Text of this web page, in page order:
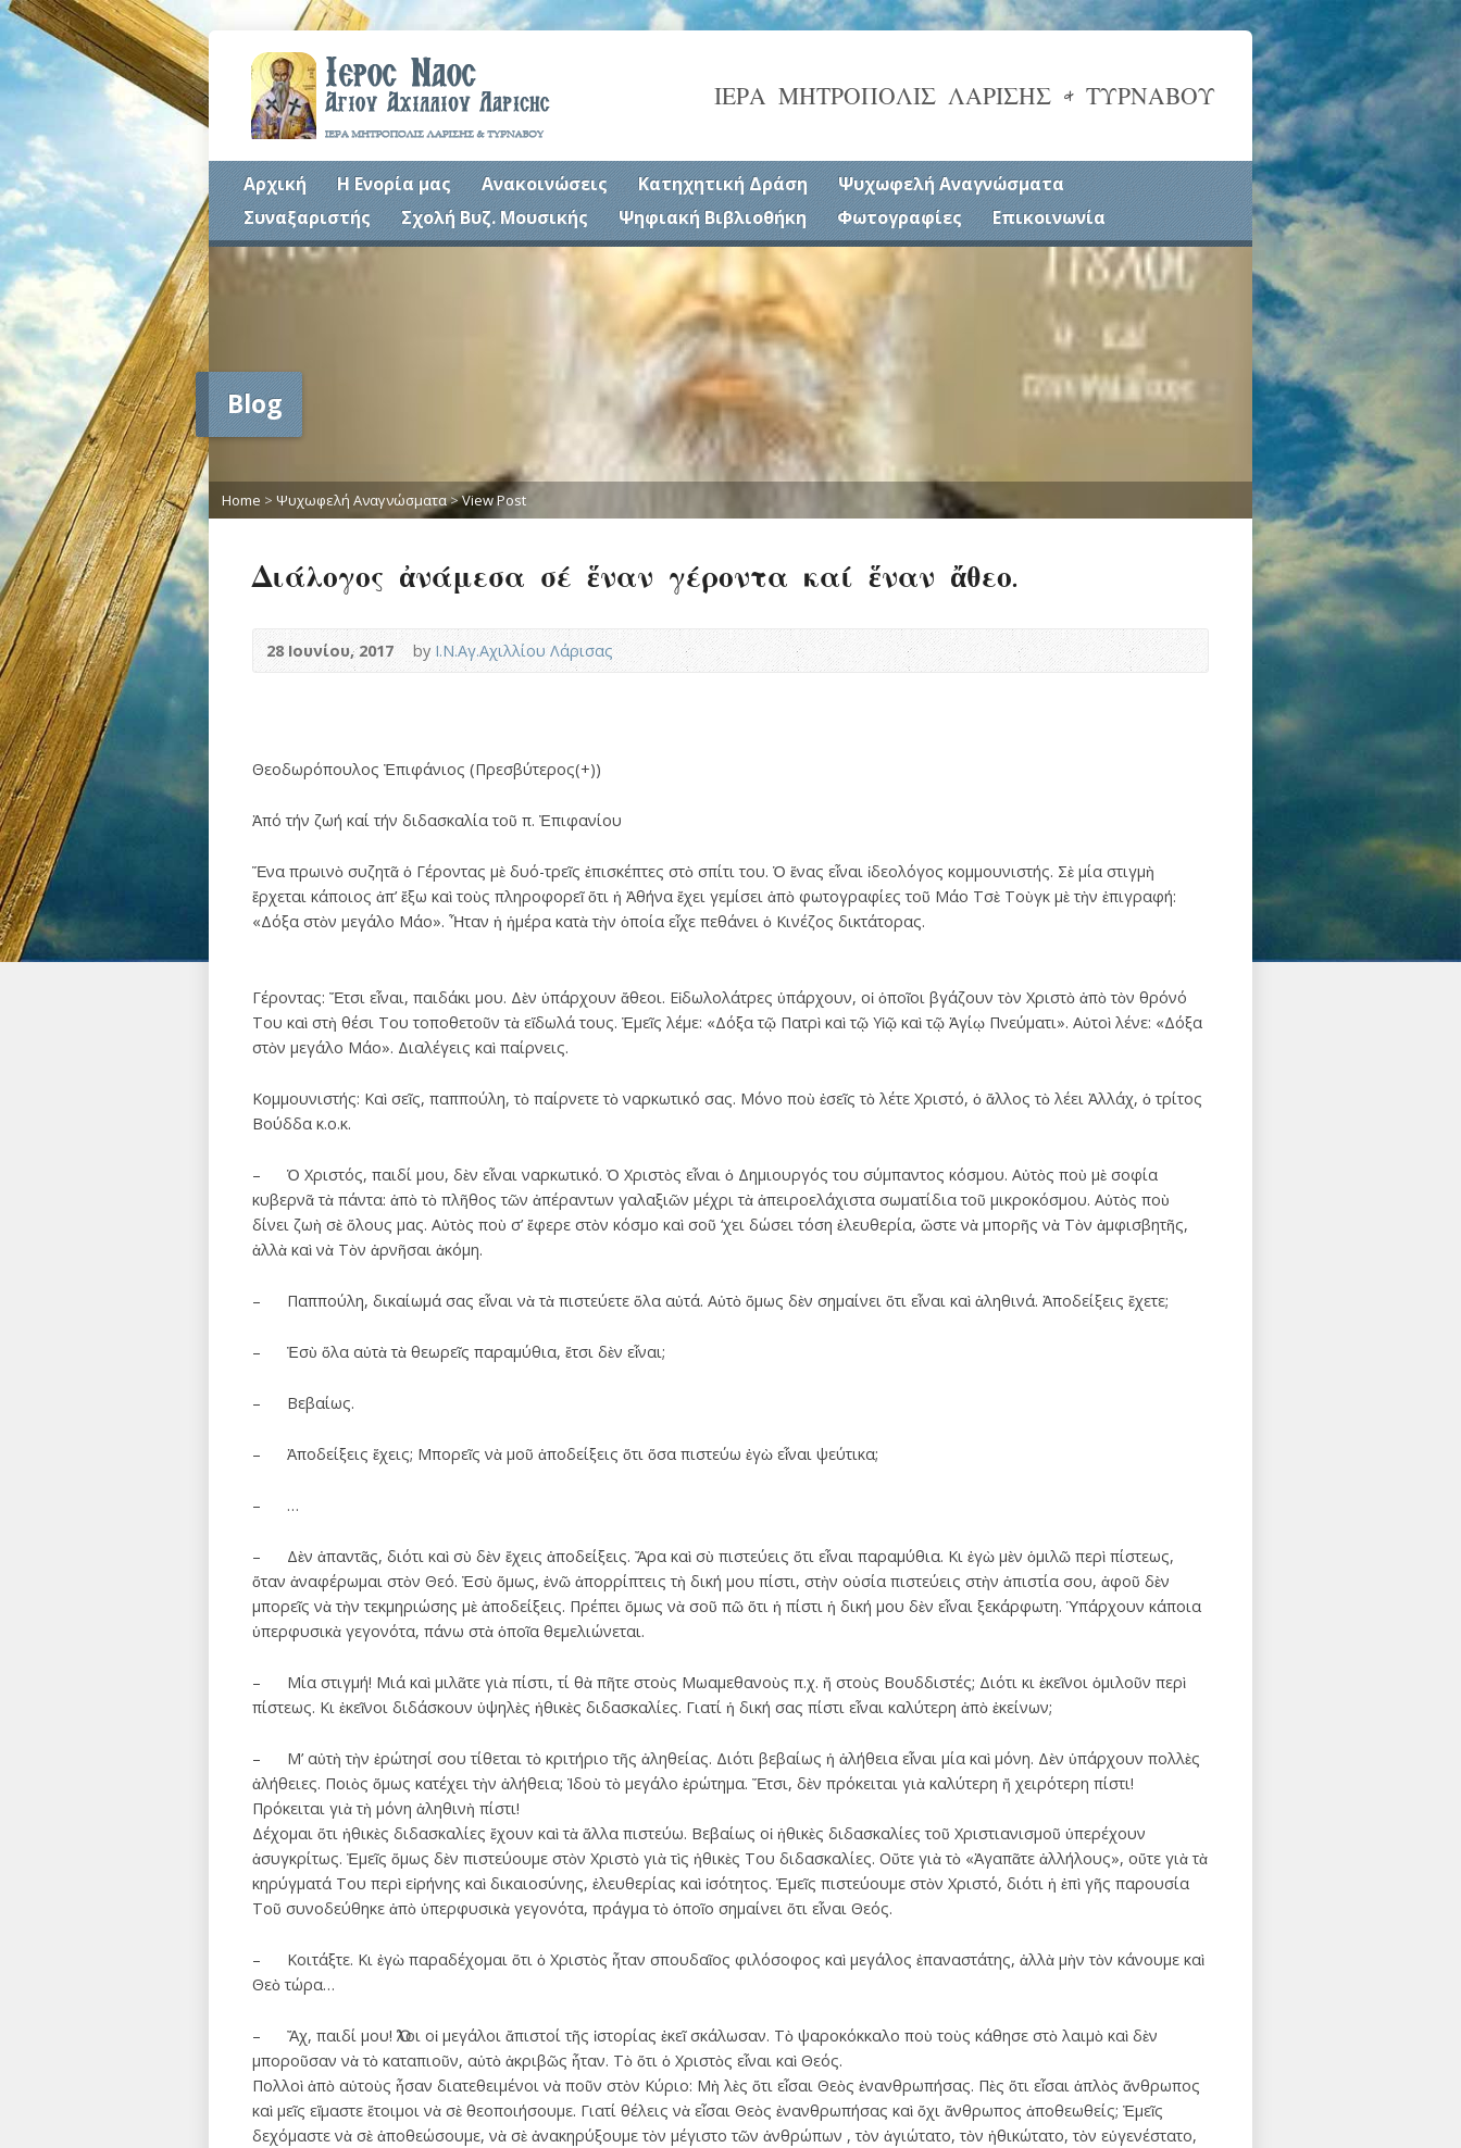
ΙΕΡΑ ΜΗΤΡΟΠΟΛΙΣ ΛΑΡΙΣΗΣ & ΤΥΡΝΑΒΟΥ
Αρχική Η Ενορία μας Ανακοινώσεις Κατηχητική Δράση
Ψυχωφελή Αναγνώσματα
Συναξαριστής
Σχολή Βυζ. Μουσικής Ψηφιακή Βιβλιοθήκη Φωτογραφίες Επικοινωνία
Blog
Home > Ψυχωφελή Αναγνώσματα>View Post
Διάλογος ἀνάμεσα σέ ἕναν γέροντα καί ἕναν ἄθεο.
28 Ιουνίου, 2017 by Ι.Ν.Αγ.Αχιλλίου Λάρισας
Θεοδωρόπουλος Ἐπιφάνιος (Πρεσβύτερος(+))
Ἀπό τήν ζωή καί τήν διδασκαλία τοῦ π. Ἐπιφανίου
Ἕνα πρωινὸ συζητᾶ ὁ Γέροντας μὲ δυό-τρεῖς ἐπισκέπτες στὸ σπίτι του. Ὁ ἕνας εἶναι ἰδεολόγος κομμουνιστής. Σὲ μία στιγμὴ
ἔρχεται κάποιος ἀπ’ ἔξω καὶ τοὺς πληροφορεῖ ὅτι ἡ Ἀθήνα ἔχει γεμίσει ἀπὸ φωτογραφίες τοῦ Μάο Τσὲ Τοὺγκ μὲ τὴν ἐπιγραφή:
«Δόξα στὸν μεγάλο Μάο». Ἦταν ἡ ἡμέρα κατὰ τὴν ὁποία εἶχε πεθάνει ὁ Κινέζος δικτάτορας.
Γέροντας: Ἔτσι εἶναι, παιδάκι μου. Δὲν ὑπάρχουν ἄθεοι. Εἰδωλολάτρες ὑπάρχουν, οἱ ὁποῖοι βγάζουν τὸν Χριστὸ ἀπὸ τὸν θρόνό
Του καὶ στὴ θέσι Του τοποθετοῦν τὰ εἴδωλά τους. Ἐμεῖς λέμε: «Δόξα τῷ Πατρὶ καὶ τῷ Υἱῷ καὶ τῷ Ἁγίῳ Πνεύματι». Αὐτοὶ λένε: «Δόξα
στὸν μεγάλο Μάο». Διαλέγεις καὶ παίρνεις.
Κομμουνιστής: Καὶ σεῖς, παππούλη, τὸ παίρνετε τὸ ναρκωτικό σας. Μόνο ποὺ ἐσεῖς τὸ λέτε Χριστό, ὁ ἄλλος τὸ λέει Ἀλλάχ, ὁ τρίτος
Βούδδα κ.ο.κ.
– Ὁ Χριστός, παιδί μου, δὲν εἶναι ναρκωτικό. Ὁ Χριστὸς εἶναι ὁ Δημιουργός του σύμπαντος κόσμου. Αὐτὸς ποὺ μὲ σοφία
κυβερνᾶ τὰ πάντα: ἀπὸ τὸ πλῆθος τῶν ἀπέραντων γαλαξιῶν μέχρι τὰ ἀπειροελάχιστα σωματίδια τοῦ μικροκόσμου. Αὐτὸς ποὺ
δίνει ζωὴ σὲ ὅλους μας. Αὐτὸς ποὺ σ’ ἔφερε στὸν κόσμο καὶ σοῦ ‘χει δώσει τόση ἐλευθερία, ὥστε νὰ μπορῆς νὰ Τὸν ἀμφισβητῆς,
ἀλλὰ καὶ νὰ Τὸν ἀρνῆσαι ἀκόμη.
– Παππούλη, δικαίωμά σας εἶναι νὰ τὰ πιστεύετε ὅλα αὐτά. Αὐτὸ ὅμως δὲν σημαίνει ὅτι εἶναι καὶ ἀληθινά. Ἀποδείξεις ἔχετε;
– Ἐσὺ ὅλα αὐτὰ τὰ θεωρεῖς παραμύθια, ἔτσι δὲν εἶναι;
– Βεβαίως.
– Ἀποδείξεις ἔχεις; Μπορεῖς νὰ μοῦ ἀποδείξεις ὅτι ὅσα πιστεύω ἐγὼ εἶναι ψεύτικα;
– …
– Δὲν ἀπαντᾶς, διότι καὶ σὺ δὲν ἔχεις ἀποδείξεις. Ἄρα καὶ σὺ πιστεύεις ὅτι εἶναι παραμύθια. Κι ἐγὼ μὲν ὁμιλῶ περὶ πίστεως,
ὅταν ἀναφέρωμαι στὸν Θεό. Ἐσὺ ὅμως, ἐνῶ ἀπορρίπτεις τὴ δική μου πίστι, στὴν οὐσία πιστεύεις στὴν ἀπιστία σου, ἀφοῦ δὲν
μπορεῖς νὰ τὴν τεκμηριώσης μὲ ἀποδείξεις. Πρέπει ὅμως νὰ σοῦ πῶ ὅτι ἡ πίστι ἡ δική μου δὲν εἶναι ξεκάρφωτη. Ὑπάρχουν κάποια
ὑπερφυσικὰ γεγονότα, πάνω στὰ ὁποῖα θεμελιώνεται.
– Μία στιγμή! Μιά καὶ μιλᾶτε γιὰ πίστι, τί θὰ πῆτε στοὺς Μωαμεθανοὺς π.χ. ἤ στοὺς Βουδδιστές; Διότι κι ἐκεῖνοι ὁμιλοῦν περὶ
πίστεως. Κι ἐκεῖνοι διδάσκουν ὑψηλὲς ἠθικὲς διδασκαλίες. Γιατί ἡ δική σας πίστι εἶναι καλύτερη ἀπὸ ἐκείνων;
– Μ’ αὐτὴ τὴν ἐρώτησί σου τίθεται τὸ κριτήριο τῆς ἀληθείας. Διότι βεβαίως ἡ ἀλήθεια εἶναι μία καὶ μόνη. Δὲν ὑπάρχουν πολλὲς
ἀλήθειες. Ποιὸς ὅμως κατέχει τὴν ἀλήθεια; Ἰδοὺ τὸ μεγάλο ἐρώτημα. Ἔτσι, δὲν πρόκειται γιὰ καλύτερη ἤ χειρότερη πίστι!
Πρόκειται γιὰ τὴ μόνη ἀληθινὴ πίστι!
Δέχομαι ὅτι ἠθικὲς διδασκαλίες ἔχουν καὶ τὰ ἄλλα πιστεύω. Βεβαίως οἱ ἠθικὲς διδασκαλίες τοῦ Χριστιανισμοῦ ὑπερέχουν
ἀσυγκρίτως. Ἐμεῖς ὅμως δὲν πιστεύουμε στὸν Χριστὸ γιὰ τὶς ἠθικὲς Του διδασκαλίες. Οὔτε γιὰ τὸ «Ἀγαπᾶτε ἀλλήλους», οὔτε γιὰ τὰ
κηρύγματά Του περὶ εἰρήνης καὶ δικαιοσύνης, ἐλευθερίας καὶ ἰσότητος. Ἐμεῖς πιστεύουμε στὸν Χριστό, διότι ἡ ἐπὶ γῆς παρουσία
Τοῦ συνοδεύθηκε ἀπὸ ὑπερφυσικὰ γεγονότα, πράγμα τὸ ὁποῖο σημαίνει ὅτι εἶναι Θεός.
– Κοιτάξτε. Κι ἐγὼ παραδέχομαι ὅτι ὁ Χριστὸς ἦταν σπουδαῖος φιλόσοφος καὶ μεγάλος ἐπαναστάτης, ἀλλὰ μὴν τὸν κάνουμε καὶ
Θεὸ τώρα…
– Ἄχ, παιδί μου! Ὅλοι οἱ μεγάλοι ἄπιστοί τῆς ἱστορίας ἐκεῖ σκάλωσαν. Τὸ ψαροκόκκαλο ποὺ τοὺς κάθησε στὸ λαιμὸ καὶ δὲν
μποροῦσαν νὰ τὸ καταπιοῦν, αὐτὸ ἀκριβῶς ἦταν. Τὸ ὅτι ὁ Χριστὸς εἶναι καὶ Θεός.
Πολλοὶ ἀπὸ αὐτοὺς ἦσαν διατεθειμένοι νὰ ποῦν στὸν Κύριο: Μὴ λὲς ὅτι εἶσαι Θεὸς ἐνανθρωπήσας. Πὲς ὅτι εἶσαι ἁπλὸς ἄνθρωπος
καὶ μεῖς εἴμαστε ἕτοιμοι νὰ σὲ θεοποιήσουμε. Γιατί θέλεις νὰ εἶσαι Θεὸς ἐνανθρωπήσας καὶ ὄχι ἄνθρωπος ἀποθεωθείς; Ἐμεῖς
δεχόμαστε νὰ σὲ ἀποθεώσουμε, νὰ σὲ ἀνακηρύξουμε τὸν μέγιστο τῶν ἀνθρώπων , τὸν ἁγιώτατο, τὸν ἠθικώτατο, τὸν εὐγενέστατο,